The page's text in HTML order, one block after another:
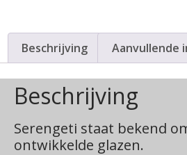
Beschrijving Aanvullende
Beschrijving
Serengeti staat bekend
ontwikkelde glazen.